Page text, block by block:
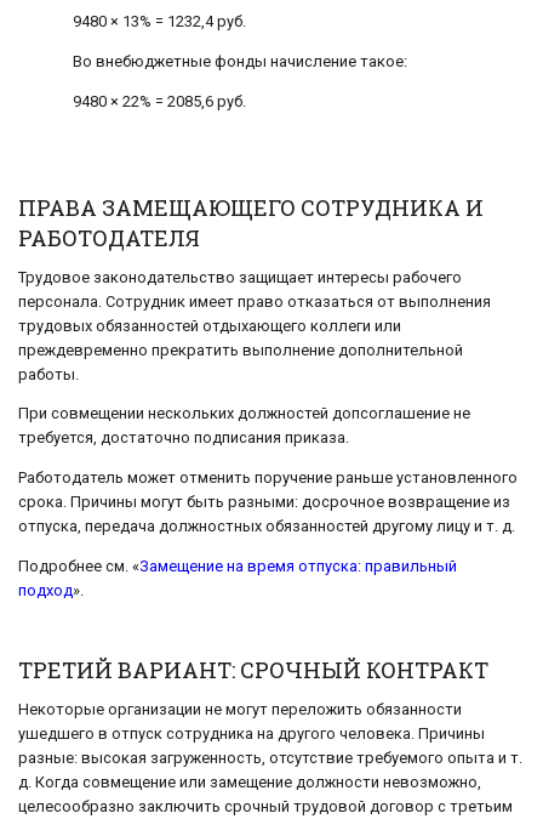
9480 × 13% = 1232,4 руб.
Во внебюджетные фонды начисление такое:
9480 × 22% = 2085,6 руб.
ПРАВА ЗАМЕЩАЮЩЕГО СОТРУДНИКА И
РАБОТОДАТЕЛЯ
Трудовое законодательство защищает интересы рабочего
персонала. Сотрудник имеет право отказаться от выполнения
трудовых обязанностей отдыхающего коллеги или
преждевременно прекратить выполнение дополнительной
работы.
При совмещении нескольких должностей допсоглашение не
требуется, достаточно подписания приказа.
Работодатель может отменить поручение раньше установленного
срока. Причины могут быть разными: досрочное возвращение из
отпуска, передача должностных обязанностей другому лицу и т. д.
Подробнее см. «Замещение на время отпуска: правильный
подход».
ТРЕТИЙ ВАРИАНТ: СРОЧНЫЙ КОНТРАКТ
Некоторые организации не могут переложить обязанности
ушедшего в отпуск сотрудника на другого человека. Причины
разные: высокая загруженность, отсутствие требуемого опыта и т.
д. Когда совмещение или замещение должности невозможно,
целесообразно заключить срочный трудовой договор с третьим